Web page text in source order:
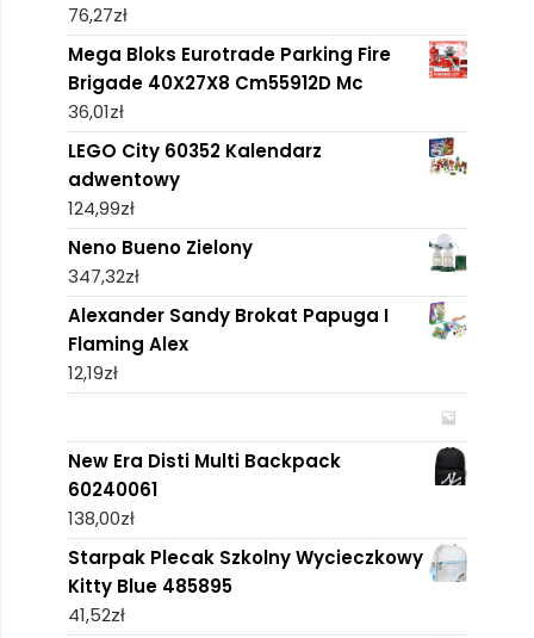
76,27zł
Mega Bloks Eurotrade Parking Fire
Brigade 40X27X8 Cm55912D Mc
36,01zł
LEGO City 60352 Kalendarz
adwentowy
124,99zł
Neno Bueno Zielony
347,32zł
Alexander Sandy Brokat Papuga I
Flaming Alex
12,19zł
New Era Disti Multi Backpack
60240061
138,00zł
Starpak Plecak Szkolny Wycieczkowy
Kitty Blue 485895
41,52zł